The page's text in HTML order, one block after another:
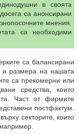
в своята
са анонсирани
мнения.
са необходими
са балансирани
размера на нашата
са прекомерни или
средства, които
Част от фирмите
постфактум.
секторите, които